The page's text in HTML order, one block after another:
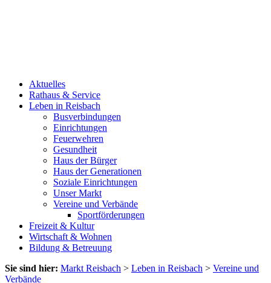
Aktuelles
Rathaus & Service
Leben in Reisbach
Busverbindungen
Einrichtungen
Feuerwehren
Gesundheit
Haus der Bürger
Haus der Generationen
Soziale Einrichtungen
Unser Markt
Vereine und Verbände
Sportförderungen
Freizeit & Kultur
Wirtschaft & Wohnen
Bildung & Betreuung
Sie sind hier: Markt Reisbach > Leben in Reisbach > Vereine und
Verbände